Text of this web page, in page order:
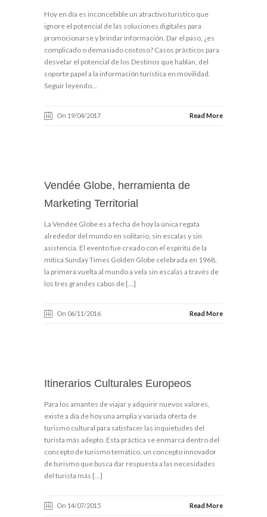
Hoy en día es inconcebible un atractivo turístico que
ignore el potencial de las soluciones digitales para
promocionarse y brindar información. Dar el paso, ¿es
complicado o demasiado costoso? Casos prácticos para
desvelar el potencial de los Destinos que hablan, del
soporte papel a la información turística en movilidad.
Seguir leyendo…
On 19/04/2017 Read More
Vendée Globe, herramienta de
Marketing Territorial
La Vendée Globe es a fecha de hoy la única regata
alrededor del mundo en solitario, sin escalas y sin
asistencia. El evento fue creado con el espíritu de la
mítica Sunday Times Golden Globe celebrada en 1968,
la primera vuelta al mundo a vela sin escalas a través de
los tres grandes cabos de […]
On 06/11/2016 Read More
Itinerarios Culturales Europeos
Para los amantes de viajar y adquirir nuevos valores,
existe a día de hoy una amplia y variada oferta de
turismo cultural para satisfacer las inquietudes del
turista más adepto. Esta práctica se enmarca dentro del
concepto de turismo temático, un concepto innovador
de turismo que busca dar respuesta a las necesidades
del turista más […]
On 14/07/2015 Read More